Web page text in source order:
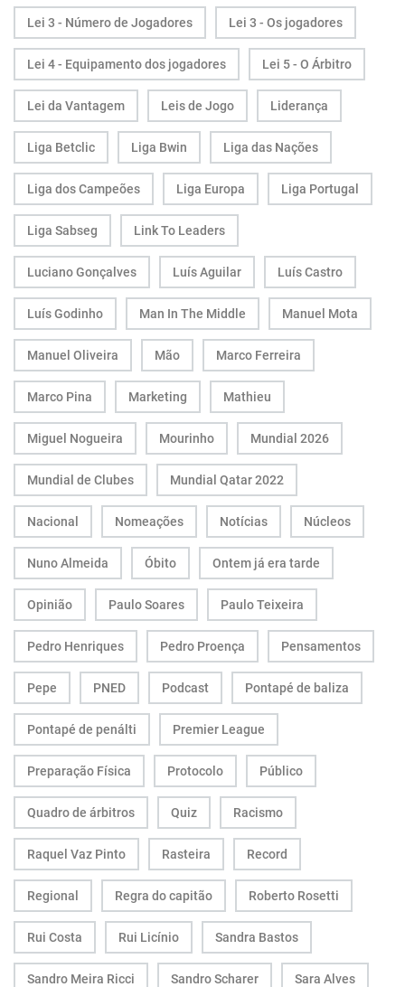
Lei 3 - Número de Jogadores Lei 3 - Os jogadores
Lei 4 - Equipamento dos jogadores Lei 5 - O Árbitro
Lei da Vantagem Leis de Jogo Liderança
Liga Betclic Liga Bwin Liga das Nações
Liga dos Campeões Liga Europa Liga Portugal
Liga Sabseg Link To Leaders
Luciano Gonçalves Luís Aguilar Luís Castro
Luís Godinho Man In The Middle Manuel Mota
Manuel Oliveira Mão Marco Ferreira
Marco Pina Marketing Mathieu
Miguel Nogueira Mourinho Mundial 2026
Mundial de Clubes Mundial Qatar 2022
Nacional Nomeações Notícias Núcleos
Nuno Almeida Óbito Ontem já era tarde
Opinião Paulo Soares Paulo Teixeira
Pedro Henriques Pedro Proença Pensamentos
Pepe PNED Podcast Pontapé de baliza
Pontapé de penálti Premier League
Preparação Física Protocolo Público
Quadro de árbitros Quiz Racismo
Raquel Vaz Pinto Rasteira Record
Regional Regra do capitão Roberto Rosetti
Rui Costa Rui Licínio Sandra Bastos
Sandro Meira Ricci Sandro Scharer Sara Alves